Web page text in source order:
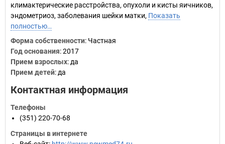
климактерические расстройства, опухоли и кисты яичников,
эндометриоз, заболевания шейки матки, Показать
полностью…
Форма собственности: Частная
Год основания:2017
Прием взрослых: да
Прием детей: да
Контактная информация
Телефоны
(351) 220-70-68
Страницы в интернете